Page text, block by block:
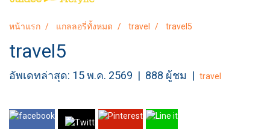
หน้าแรก แกลลอรี่ทั้งหมด travel travel5
travel5
อัพเดทล่าสุด: 15 พ.ค. 2569 | 888 ผู้ชม | travel